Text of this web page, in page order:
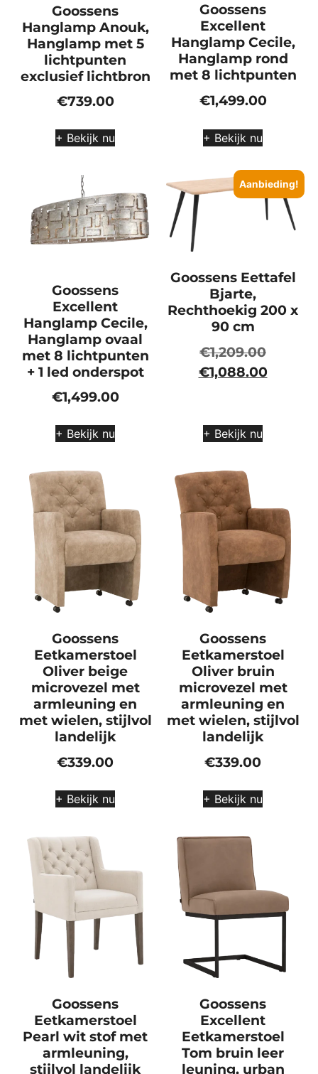
Goossens
Hanglamp Anouk,
Hanglamp met 5
lichtpunten
exclusief lichtbron
€739.00
+ Bekijk nu
Goossens
Excellent
Hanglamp Cecile,
Hanglamp rond
met 8 lichtpunten
€1,499.00
+ Bekijk nu
Goossens
Excellent
Hanglamp Cecile,
Hanglamp ovaal
met 8 lichtpunten
+ 1 led onderspot
€1,499.00
+ Bekijk nu
Aanbieding!
Goossens Eettafel
Bjarte,
Rechthoekig 200 x
90 cm
€1,209.00
€1,088.00
+ Bekijk nu
Goossens
Eetkamerstoel
Oliver beige
microvezel met
armleuning en
met wielen, stijlvol
landelijk
€339.00
+ Bekijk nu
Goossens
Eetkamerstoel
Oliver bruin
microvezel met
armleuning en
met wielen, stijlvol
landelijk
€339.00
+ Bekijk nu
Goossens
Eetkamerstoel
Pearl wit stof met
armleuning,
stijlvol landelijk
Goossens
Excellent
Eetkamerstoel
Tom bruin leer
leuning, urban